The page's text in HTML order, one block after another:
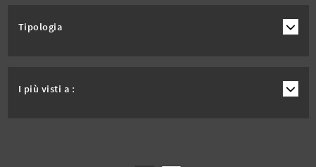
Tipologia
I più visti a :